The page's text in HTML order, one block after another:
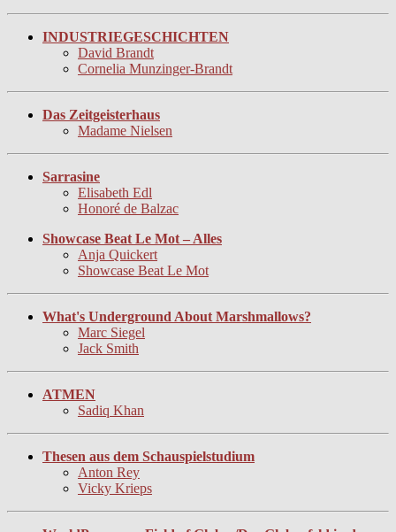
INDUSTRIEGESCHICHTEN
David Brandt
Cornelia Munzinger-Brandt
Das Zeitgeisterhaus
Madame Nielsen
Sarrasine
Elisabeth Edl
Honoré de Balzac
Showcase Beat Le Mot – Alles
Anja Quickert
Showcase Beat Le Mot
What's Underground About Marshmallows?
Marc Siegel
Jack Smith
ATMEN
Sadiq Khan
Thesen aus dem Schauspielstudium
Anton Rey
Vicky Krieps